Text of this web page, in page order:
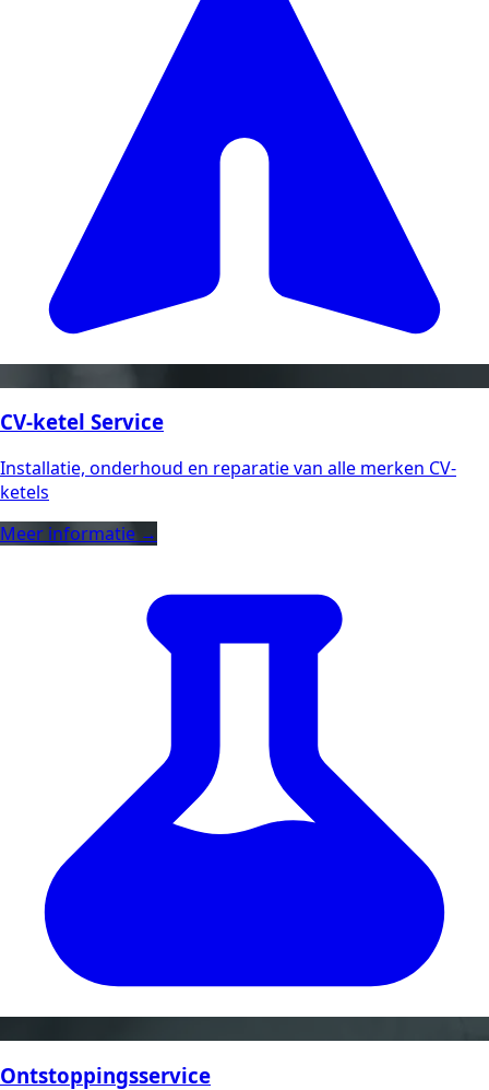
CV-ketel Service
Installatie, onderhoud en reparatie van alle merken CV-
ketels
Meer informatie →
Ontstoppingsservice